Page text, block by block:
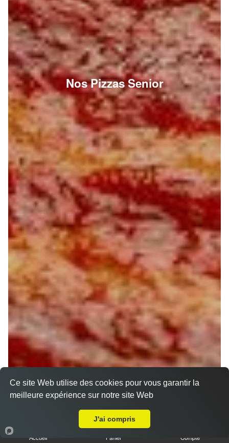
Nos Pizzas Senior
Accueil Panier Compte
Ce site Web utilise des cookies pour vous garantir la
meilleure expérience sur notre site Web
J'ai compris